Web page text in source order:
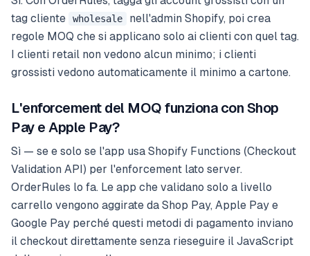
tag cliente
wholesale
nell'admin Shopify, poi crea
regole MOQ che si applicano solo ai clienti con quel tag.
I clienti retail non vedono alcun minimo; i clienti
grossisti vedono automaticamente il minimo a cartone.
L'enforcement del MOQ funziona con Shop
Pay e Apple Pay?
Sì — se e solo se l'app usa Shopify Functions (Checkout
Validation API) per l'enforcement lato server.
OrderRules lo fa. Le app che validano solo a livello
carrello vengono aggirate da Shop Pay, Apple Pay e
Google Pay perché questi metodi di pagamento inviano
il checkout direttamente senza rieseguire il JavaScript